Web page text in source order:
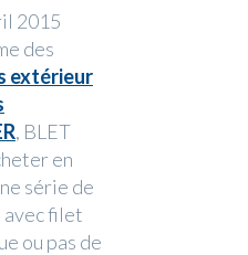
2015
des
extérieur
, BLET
en
série de
filet
ou pas de